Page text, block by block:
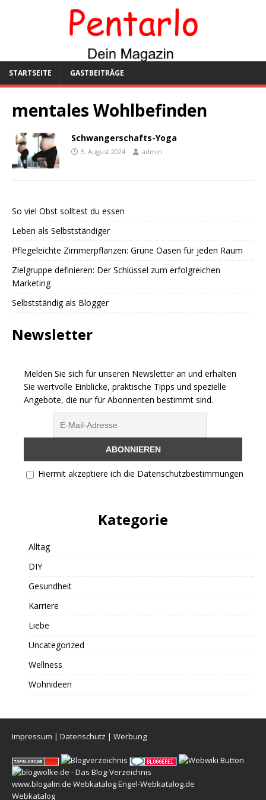
STARTSEITE GASTBEITRÄGE
mentales Wohlbefinden
Schwangerschafts-Yoga
5. August 2024 admin
So viel Obst solltest du essen
Leben als Selbstständiger
Pflegeleichte Zimmerpflanzen: Grüne Oasen für jeden Raum
Zielgruppe definieren: Der Schlüssel zum erfolgreichen
Marketing
Selbstständig als Blogger
Newsletter
Melden Sie sich für unseren Newsletter an und erhalten
Sie wertvolle Einblicke, praktische Tipps und spezielle
Angebote, die nur für Abonnenten bestimmt sind.
Hiermit akzeptiere ich die Datenschutzbestimmungen
Kategorie
Alltag
DIY
Gesundheit
Karriere
Liebe
Uncategorized
Wellness
Wohnideen
Impressum | Datenschutz | Werbung
www.blogalm.de WebkatalogEngel-Webkatalog.de
Webkatalog